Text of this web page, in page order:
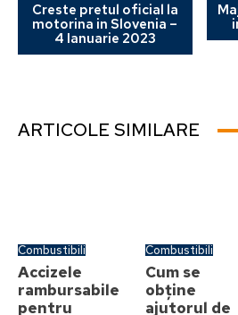
Creste pretul oficial la
motorina in Slovenia –
4 Ianuarie 2023
ARTICOLE SIMILARE
Combustibili
Accizele
rambursabile
pentru
Combustibili
Cum se
obține
ajutorul de